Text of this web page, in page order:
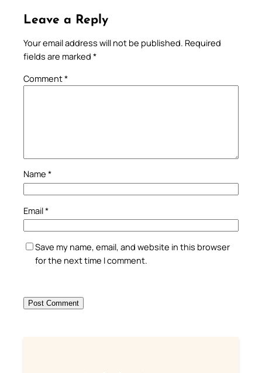
Leave a Reply
Your email address will not be published. Required
fields are marked *
Comment*
Name *
Email*
Save my name, email, and website in this browser
for the next time I comment.